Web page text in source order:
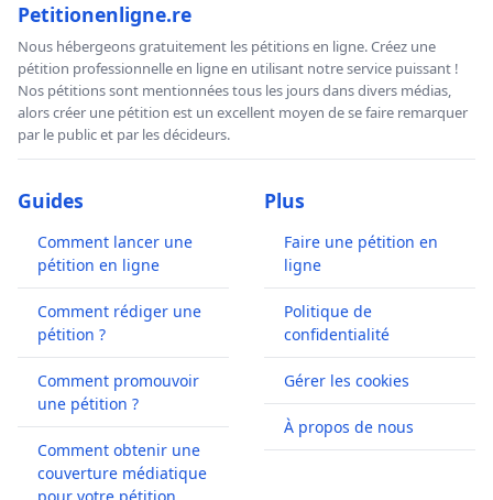
Petitionenligne.re
Nous hébergeons gratuitement les pétitions en ligne. Créez une
pétition professionnelle en ligne en utilisant notre service puissant !
Nos pétitions sont mentionnées tous les jours dans divers médias,
alors créer une pétition est un excellent moyen de se faire remarquer
par le public et par les décideurs.
Guides
Comment lancer une
pétition en ligne
Comment rédiger une
pétition ?
Comment promouvoir
une pétition ?
Comment obtenir une
couverture médiatique
Plus
Faire une pétition en
ligne
Politique de
confidentialité
Gérer les cookies
À propos de nous